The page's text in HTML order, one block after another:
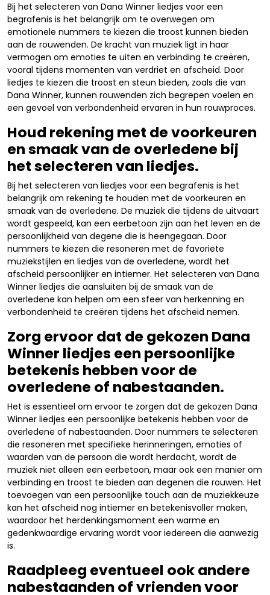
Bij het selecteren van Dana Winner liedjes voor een
begrafenis is het belangrijk om te overwegen om
emotionele nummers te kiezen die troost kunnen bieden
aan de rouwenden. De kracht van muziek ligt in haar
vermogen om emoties te uiten en verbinding te creëren,
vooral tijdens momenten van verdriet en afscheid. Door
liedjes te kiezen die troost en steun bieden, zoals die van
Dana Winner, kunnen rouwenden zich begrepen voelen en
een gevoel van verbondenheid ervaren in hun rouwproces.
Houd rekening met de voorkeuren
en smaak van de overledene bij
het selecteren van liedjes.
Bij het selecteren van liedjes voor een begrafenis is het
belangrijk om rekening te houden met de voorkeuren en
smaak van de overledene. De muziek die tijdens de uitvaart
wordt gespeeld, kan een eerbetoon zijn aan het leven en de
persoonlijkheid van degene die is heengegaan. Door
nummers te kiezen die resoneren met de favoriete
muziekstijlen en liedjes van de overledene, wordt het
afscheid persoonlijker en intiemer. Het selecteren van Dana
Winner liedjes die aansluiten bij de smaak van de
overledene kan helpen om een sfeer van herkenning en
verbondenheid te creëren tijdens het afscheid nemen.
Zorg ervoor dat de gekozen Dana
Winner liedjes een persoonlijke
betekenis hebben voor de
overledene of nabestaanden.
Het is essentieel om ervoor te zorgen dat de gekozen Dana
Winner liedjes een persoonlijke betekenis hebben voor de
overledene of nabestaanden. Door nummers te selecteren
die resoneren met specifieke herinneringen, emoties of
waarden van de persoon die wordt herdacht, wordt de
muziek niet alleen een eerbetoon, maar ook een manier om
verbinding en troost te bieden aan degenen die rouwen. Het
toevoegen van een persoonlijke touch aan de muziekkeuze
kan het afscheid nog intiemer en betekenisvoller maken,
waardoor het herdenkingsmoment een warme en
gedenkwaardige ervaring wordt voor iedereen die aanwezig
is.
Raadpleeg eventueel ook andere
nabestaanden of vrienden voor